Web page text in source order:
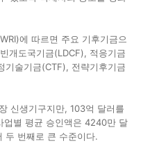
에 따르면 주요 기후기금으
개도국기금(LDCF), 적응기금
기술기금(CTF), 전략기후기금
신생기구지만, 103억 달러를
업별 평균 승인액은 4240만 달
두 번째로 큰 수준이다.